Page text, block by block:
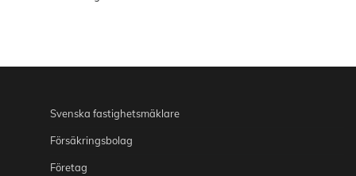
Svenska fastighetsmäklare
Försäkringsbolag
Företag